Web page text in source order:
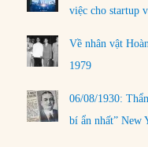
việc cho startup
Về nhân vật
1979
06/08/1930:
bí ẩn nhất” New